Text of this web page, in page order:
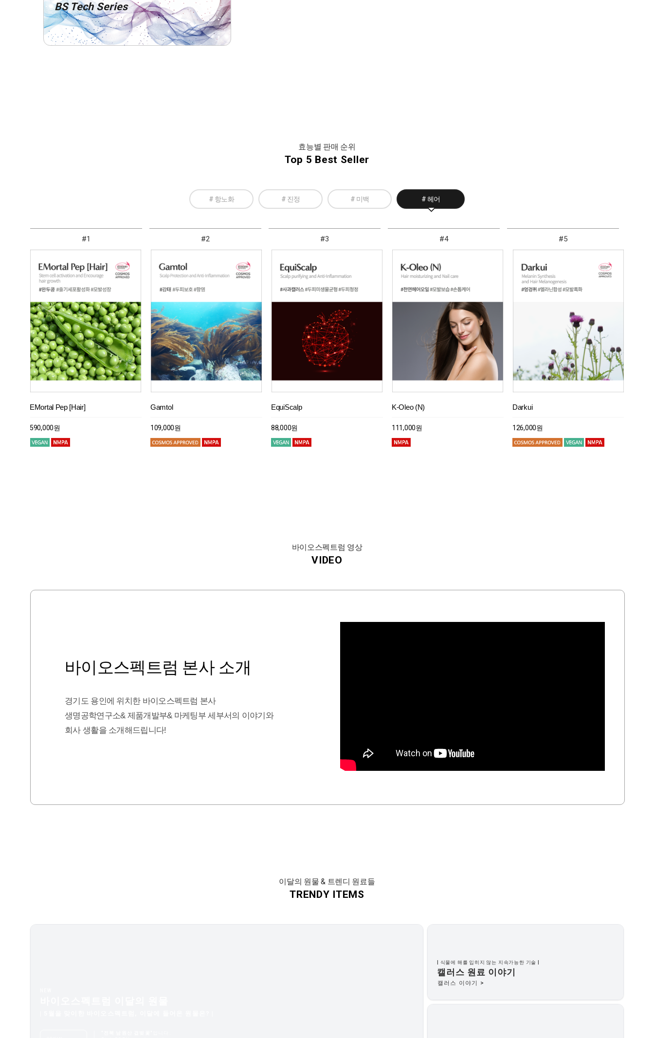
BS Tech Series
효능별 판매 순위
Top 5 Best Seller
# 항노화 # 진정 # 미백 # 헤어
#1 #2 #3 #4 #5
EMortal Pep [Hair]
590,000원
Gamtol
109,000원
EquiScalp
88,000원
K-Oleo (N)
111,000원
Darkui
126,000원
B-Circadin
131,000원
RedSnow
레드스노우
156,000원
VageStop
134,000원
Celyscence
176,000원
Epseama
131,000원
BSASM (N)
176,000원
Super Centella
118,000원
BioDTox
111,000원
Eosidin
150,000원
CalmGreen
92,000원
MadeWhite (N)
190,000원
Alpha-Melight (ECO) KFDA Grade
350,000원
Oil Soluble Licorice (Glycyrrhiza)
Extract (35%)
Super Centella
118,000원
Placodyn
151,000원
EMortal Pep [Hair]
590,000원
Gamtol
109,000원
EquiScalp
88,000원
K-Oleo (N)
111,000원
Darkui
126,000원
B-Circadin
131,000원
RedSnow
레드스노우
156,000원
VageStop
134,000원
Celyscence
176,000원
Epseama
131,000원
바이오스펙트럼 영상
VIDEO
바이오스펙트럼 본사 소개
경기도 용인에 위치한 바이오스펙트럼 본사
생명공학연구소& 제품개발부& 마케팅부 세부서의 이야기와
회사 생활을 소개해드립니다!
이달의 원물 & 트렌디 원료들
TRENDY ITEMS
| 식물에 해를 입히지 않는 지속가능한 기술 |
캘러스 원료 이야기
캘러스 이야기 >